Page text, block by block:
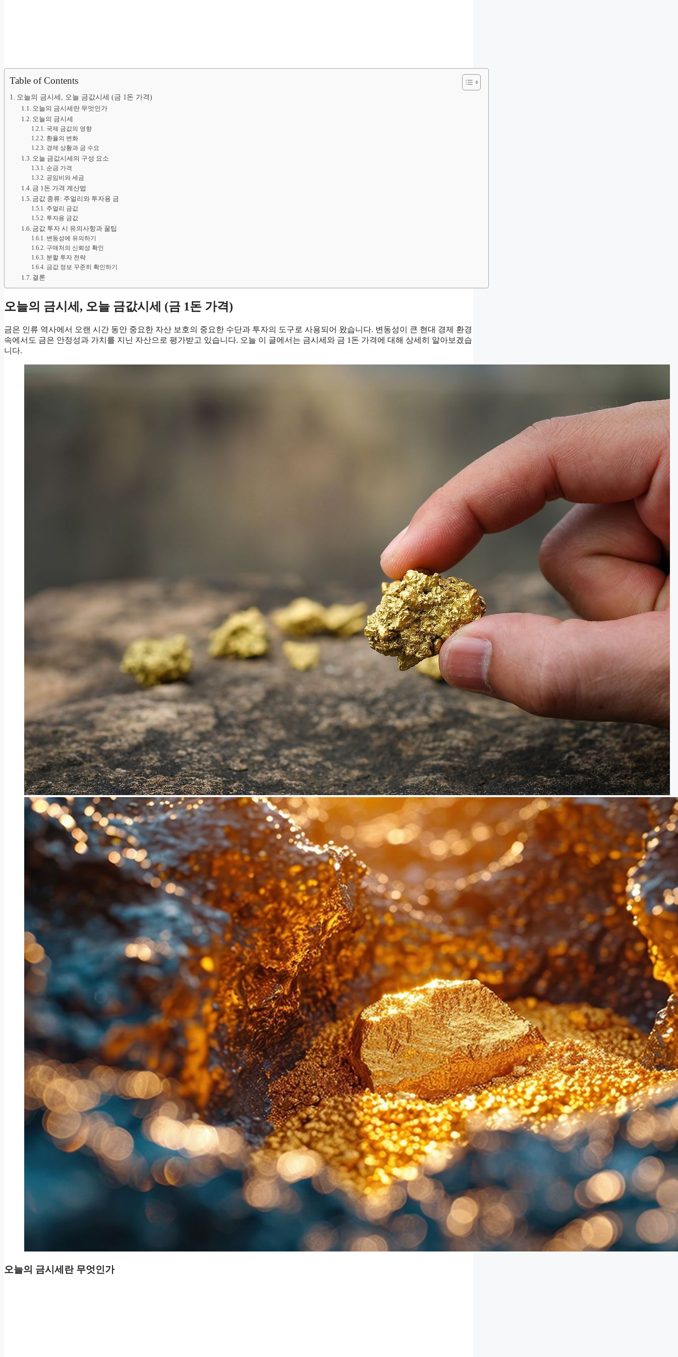
Table of Contents
오늘의 금시세, 오늘 금값시세 (금 1돈 가격)
오늘의 금시세란 무엇인가
오늘의 금시세
국제 금값의 영향
환율의 변화
경제 상황과 금 수요
오늘 금값시세의 구성 요소
순금 가격
공임비와 세금
금 1돈 가격 계산법
금값 종류: 주얼리와 투자용 금
주얼리 금값
투자용 금값
금값 투자 시 유의사항과 꿀팁
변동성에 유의하기
구매처의 신뢰성 확인
분할 투자 전략
금값 정보 꾸준히 확인하기
결론
오늘의 금시세, 오늘 금값시세 (금 1돈 가격)
금은 인류 역사에서 오랜 시간 동안 중요한 자산 보호의 중요한 수단과 투자의 도구로 사용되어 왔습니다. 변동성이 큰 현대 경제 환경
속에서도 금은 안정성과 가치를 지닌 자산으로 평가받고 있습니다. 오늘 이 글에서는 금시세와 금 1돈 가격에 대해 상세히 알아보겠습
니다.
오늘의 금시세란 무엇인가